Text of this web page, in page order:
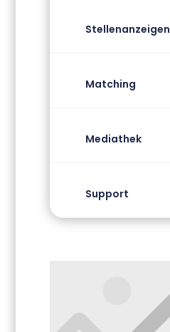
Stellenanzeigen
Matching
Mediathek
Support